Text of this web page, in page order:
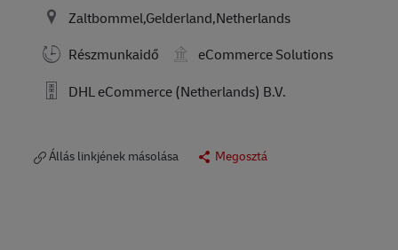
Zaltbommel,Gelderland,Netherlands
Részmunkaidő
eCommerce Solutions
DHL eCommerce (Netherlands) B.V.
Állás linkjének másolása Megosztá